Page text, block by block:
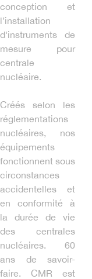
conception et
l’installation
d'instruments de
mesure pour
centrale
nucléaire.
Créés selon les
réglementations
nucléaires, nos
équipements
fonctionnent sous
circonstances
accidentelles et
en conformité à
la durée de vie
des centrales
nucléaires. 60
ans de savoir-
faire. CMR est